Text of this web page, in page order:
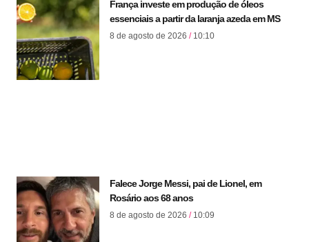
França investe em produção de óleos
essenciais a partir da laranja azeda em MS
8 de agosto de 2026 10:10
Falece Jorge Messi, pai de Lionel, em
Rosário aos 68 anos
8 de agosto de 2026 10:09